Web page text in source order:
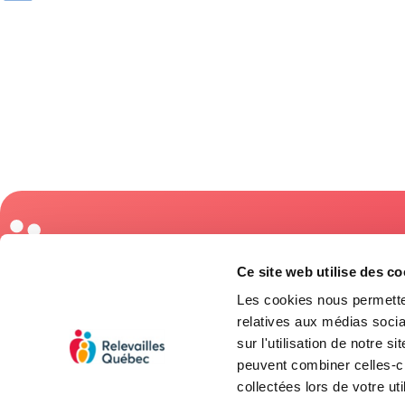
Ce site web utilise des
Les cookies nous
relatives aux médias
sur l'utilisation de notre
peuvent combiner celles-
collectées lors de votre
Relevailles (Aide à domicile)
3845, rue Blain
Québec
418 688-
Suivez-nous